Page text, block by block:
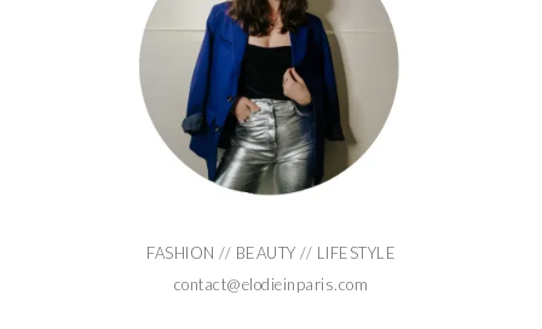
FASHION // BEAUTY // LIFESTYLE
contact@elodieinparis.com